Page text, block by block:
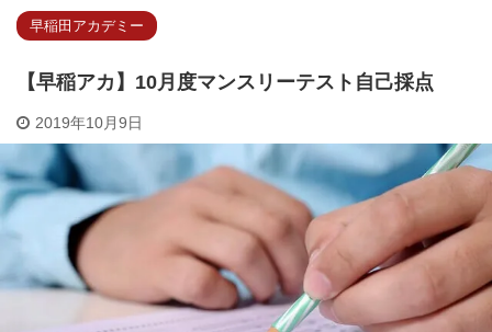
早稲田アカデミー
【早稲アカ】10月度マンスリーテスト自己採点
2019年10月9日